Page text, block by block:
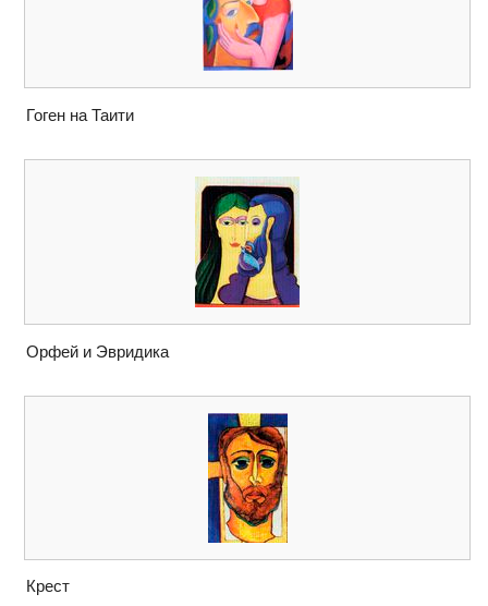
Гоген на Таити
Орфей и Эвридика
Крест